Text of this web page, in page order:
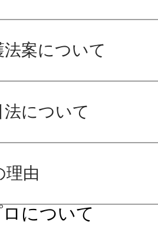
案について
について
理由
について